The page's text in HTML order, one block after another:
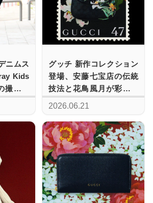
ニムス
Kids
影に
着
グッチ 新作コレクション
登場、安藤七宝店の伝統
技法と花鳥風月が彩る逸
品群
2026.06.21